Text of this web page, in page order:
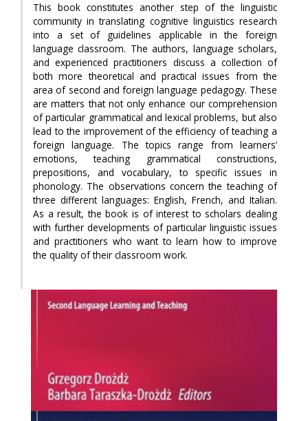
This book constitutes another step of the linguistic
community in translating cognitive linguistics research
into a set of guidelines applicable in the foreign
language classroom. The authors, language scholars,
and experienced practitioners discuss a collection of
both more theoretical and practical issues from the
area of second and foreign language pedagogy. These
are matters that not only enhance our comprehension
of particular grammatical and lexical problems, but also
lead to the improvement of the efficiency of teaching a
foreign language. The topics range from learners’
emotions, teaching grammatical constructions,
prepositions, and vocabulary, to specific issues in
phonology. The observations concern the teaching of
three different languages: English, French, and Italian.
As a result, the book is of interest to scholars dealing
with further developments of particular linguistic issues
and practitioners who want to learn how to improve
the quality of their classroom work.